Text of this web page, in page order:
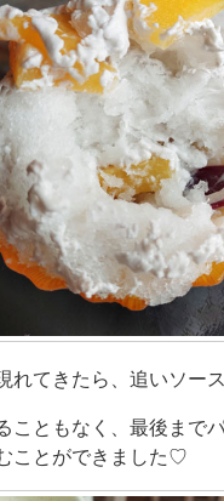
れてきたら、追いソー
こともなく、最後まで
ことができました♡